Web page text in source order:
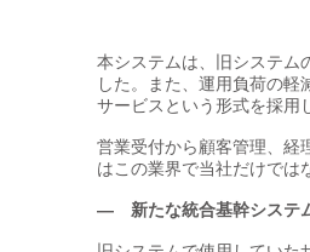
本システムは、旧システム
した。また、運用負荷の
サービスという形式を採用
営業受付から顧客管理、経
はこの業界で当社だけでは
— 新たな統合基幹システム